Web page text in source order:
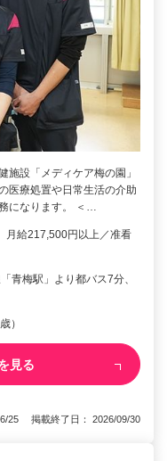
施設「メディケア梅の園」
医療処置や日常生活の介助
になります。 ＜…
給217,500円以上／准看
青梅駅」より都バス7分、
）
見る
25 掲載終了日： 2026/09/30